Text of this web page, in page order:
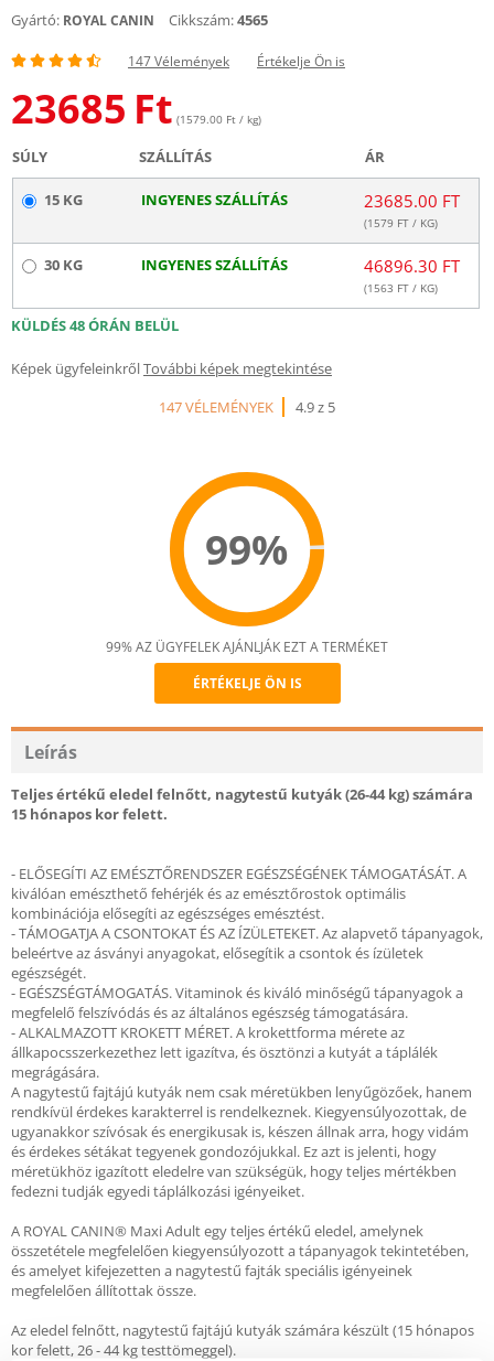
Gyártó: ROYAL CANIN Cikkszám:4565
147 Vélemények Értékelje Ön is
23685 Ft (1579.00 Ft / kg)
SÚLY SZÁLLÍTÁS ÁR
15 KG INGYENES SZÁLLÍTÁS 23685.00 FT
(1579 FT / KG)
30 KG INGYENES SZÁLLÍTÁS 46896.30 FT
(1563 FT / KG)
KÜLDÉS 48 ÓRÁN BELÜL
Képek ügyfeleinkrőlTovábbi képek megtekintése
147 VÉLEMÉNYEK
4.9 z 5
99%
Recommend
99% AZ ÜGYFELEK AJÁNLJÁK EZT A TERMÉKET
ÉRTÉKELJE ÖN IS
Leírás
Teljes értékű eledel felnőtt, nagytestű kutyák (26-44 kg) számára
15 hónapos kor felett.
- ELŐSEGÍTI AZ EMÉSZTŐRENDSZER EGÉSZSÉGÉNEK TÁMOGATÁSÁT. A
kiválóan emészthető fehérjék és az emésztőrostok optimális
kombinációja elősegíti az egészséges emésztést.
- TÁMOGATJA A CSONTOKAT ÉS AZ ÍZÜLETEKET. Az alapvető tápanyagok,
beleértve az ásványi anyagokat, elősegítik a csontok és ízületek
egészségét.
- EGÉSZSÉGTÁMOGATÁS. Vitaminok és kiváló minőségű tápanyagok a
megfelelő felszívódás és az általános egészség támogatására.
- ALKALMAZOTT KROKETT MÉRET. A krokettforma mérete az
állkapocsszerkezethez lett igazítva, és ösztönzi a kutyát a táplálék
megrágására.
A nagytestű fajtájú kutyák nem csak méretükben lenyűgözőek, hanem
rendkívül érdekes karakterrel is rendelkeznek. Kiegyensúlyozottak, de
ugyanakkor szívósak és energikusak is, készen állnak arra, hogy vidám
és érdekes sétákat tegyenek gondozójukkal. Ez azt is jelenti, hogy
méretükhöz igazított eledelre van szükségük, hogy teljes mértékben
fedezni tudják egyedi táplálkozási igényeiket.
A ROYAL CANIN® Maxi Adult egy teljes értékű eledel, amelynek
összetétele megfelelően kiegyensúlyozott a tápanyagok tekintetében,
és amelyet kifejezetten a nagytestű fajták speciális igényeinek
megfelelően állítottak össze.
Az eledel felnőtt, nagytestű fajtájú kutyák számára készült (15 hónapos
kor felett, 26 - 44 kg testtömeggel).